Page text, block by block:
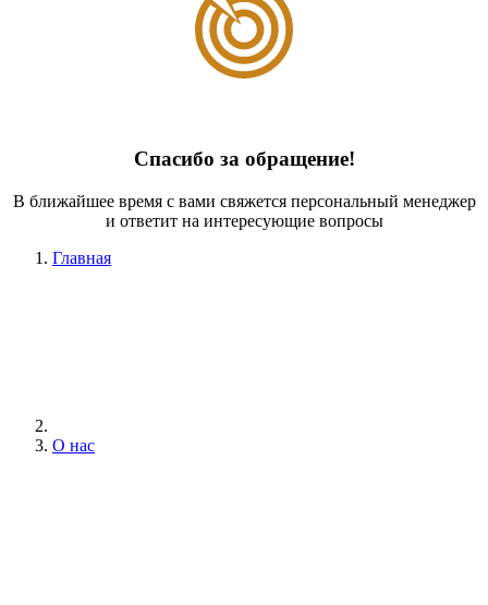
Спасибо за обращение!
В ближайшее время с вами свяжется персональный менеджер
и ответит на интересующие вопросы
Главная
О нас